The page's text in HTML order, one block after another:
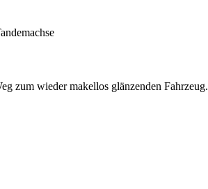
zum wieder makellos glänzenden Fahrzeug.